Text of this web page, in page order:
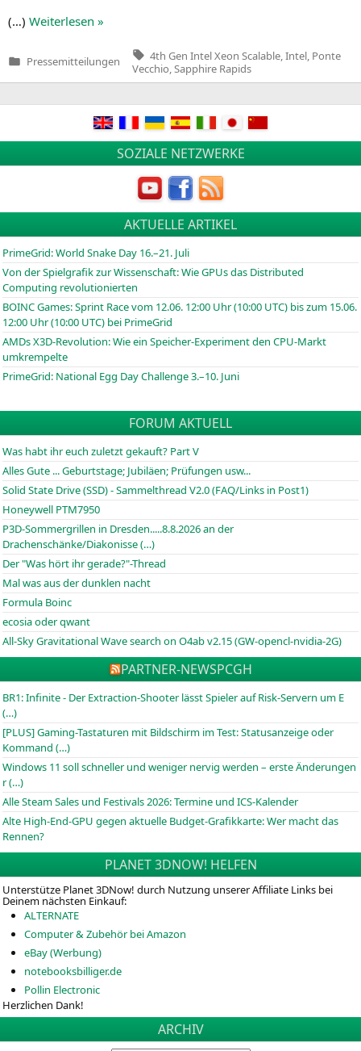
(…) Wei­ter­le­sen »
Veröffentlicht
Pressemitteilungen
Tags:
4th Gen Intel Xeon Scalable Intel Ponte
Vecchio Sapphire Rapids
SOZIALE NETZWERKE
AKTUELLE ARTIKEL
PrimeGrid: World Snake Day 16.–21. Juli
Von der Spielgrafik zur Wissenschaft: Wie GPUs das Distributed
Computing revolutionierten
BOINCGames: Sprint Race vom 12.06. 12:00 Uhr (10:00 UTC) bis zum 15.06.
12:00 Uhr (10:00 UTC) bei PrimeGrid
AMDs X3D-Revolution: Wie ein Speicher-Experiment den CPU-Markt
umkrempelte
PrimeGrid: National Egg Day Challenge 3.–10. Juni
FORUM AKTUELL
Was habt ihr euch zuletzt gekauft? Part V
Alles Gute ... Geburtstage; Jubiläen; Prüfungen usw...
Solid State Drive (SSD) - Sammelthread V2.0 (FAQ/Links in Post1)
Honeywell PTM7950
P3D-Sommergrillen in Dresden.....8.8.2026 an der
Drachenschänke/Diakonisse (…)
Der "Was hört ihr gerade?"-Thread
Mal was aus der dunklen nacht
Formula Boinc
ecosia oder qwant
All-Sky Gravitational Wave search on O4ab v2.15 (GW-opencl-nvidia-2G)
PARTNER-NEWSPCGH
BR1: Infinite - Der Extraction-Shooter lässt Spieler auf Risk-Servern um E
(…)
[PLUS] Gaming-Tastaturen mit Bildschirm im Test: Statusanzeige oder
Kommand (…)
Windows 11 soll schneller und weniger nervig werden – erste Änderungen
r (…)
Alle Steam Sales und Festivals 2026: Termine und ICS-Kalender
Alte High-End-GPU gegen aktuelle Budget-Grafikkarte: Wer macht das
Rennen?
PLANET 3DNOW! HELFEN
Unterstütze Planet 3DNow! durch Nutzung unserer Affiliate Links bei
Deinem nächsten Einkauf:
ALTERNATE
Computer & Zubehör bei Amazon
eBay (Werbung)
notebooksbilliger.de
Pollin Electronic
Herzlichen Dank!
ARCHIV